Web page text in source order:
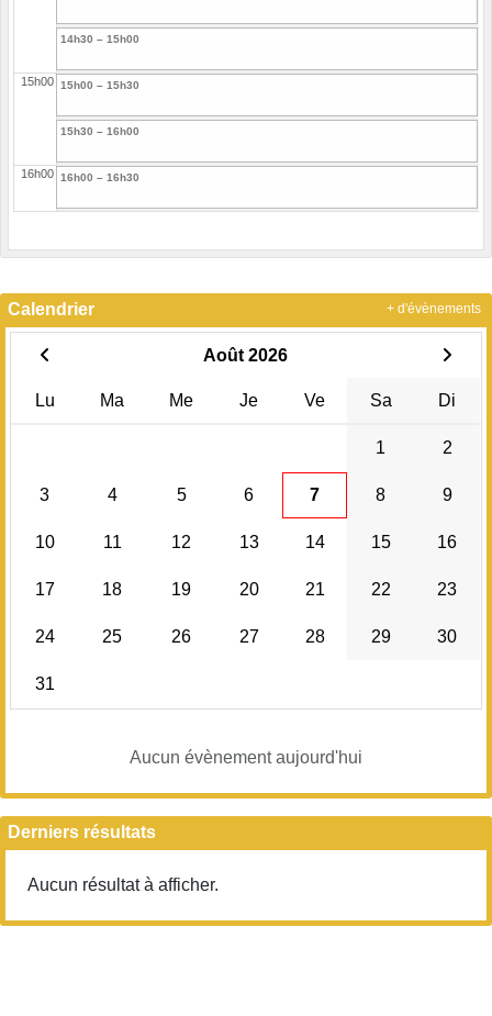
15h00
16h00
18h00
20h00
21h00
14h30 – 15h00
15h00 – 15h30
15h30 – 16h00
16h00 – 16h30
17h30 – 18h00
18h30 – 19h00
19h30 – 20h00
20h00 – 20h30
20h30 – 21h00
21h00 – 21h30
Calendrier
Août 2026
Lu Ma Me Je Ve Sa Di
1 2
3 4 5 6 7 8 9
10 11 12 13 14 15 16
17 18 19 20 21 22 23
24 25 26 27 28 29 30
31
Aucun évènement aujourd'hui
+ d'évènements
Derniers résultats
Aucun résultat à afficher.